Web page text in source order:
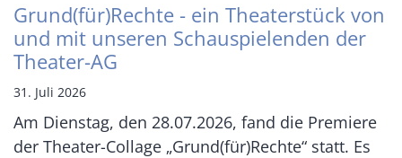
Grund(für)Rechte - ein Theaterstück von
und mit unseren Schauspielenden der
Theater-AG
31. Juli 2026
Am Dienstag, den 28.07.2026, fand die Premiere
der Theater-Collage „Grund(für)Rechte“ statt. Es